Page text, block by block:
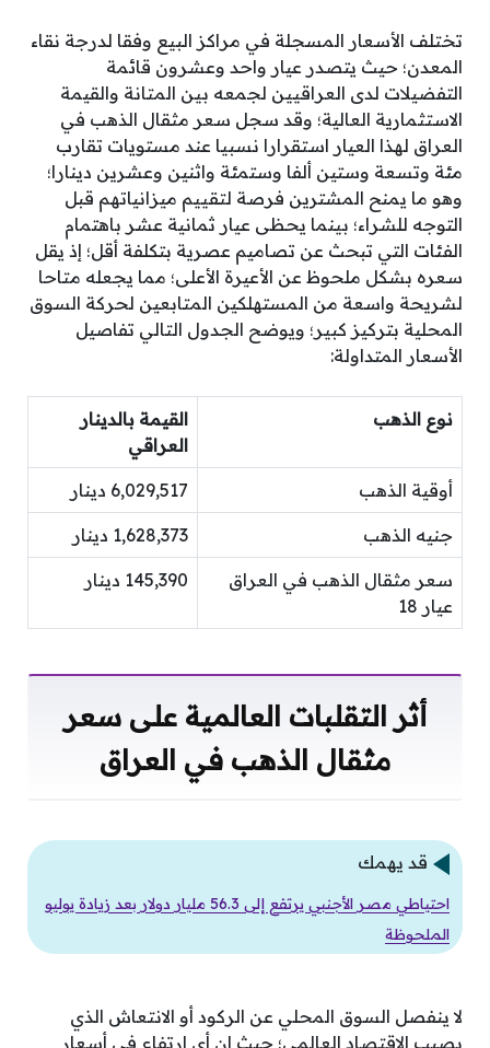
تختلف الأسعار المسجلة في مراكز البيع وفقا لدرجة نقاء
المعدن؛ حيث يتصدر عيار واحد وعشرون قائمة
التفضيلات لدى العراقيين لجمعه بين المتانة والقيمة
الاستثمارية العالية؛ وقد سجل سعر مثقال الذهب في
العراق لهذا العيار استقرارا نسبيا عند مستويات تقارب
مئة وتسعة وستين ألفا وستمئة واثنين وعشرين دينارا؛
وهو ما يمنح المشترين فرصة لتقييم ميزانياتهم قبل
التوجه للشراء؛ بينما يحظى عيار ثمانية عشر باهتمام
الفئات التي تبحث عن تصاميم عصرية بتكلفة أقل؛ إذ يقل
سعره بشكل ملحوظ عن الأعيرة الأعلى؛ مما يجعله متاحا
لشريحة واسعة من المستهلكين المتابعين لحركة السوق
المحلية بتركيز كبير؛ ويوضح الجدول التالي تفاصيل
الأسعار المتداولة:
نوع الذهب
القيمة بالدينار
العراقي
أوقية الذهب 6,029,517 دينار
جنيه الذهب 1,628,373 دينار
سعر مثقال الذهب في العراق
عيار 18
145,390 دينار
أثر التقلبات العالمية على سعر
مثقال الذهب في العراق
قد يهمك
احتياطي مصر الأجنبي يرتفع إلى 56.3 مليار دولار بعد زيادة يوليو
الملحوظة
لا ينفصل السوق المحلي عن الركود أو الانتعاش الذي
يصيب الاقتصاد العالمي؛ حيث إن أي ارتفاع في أسعار